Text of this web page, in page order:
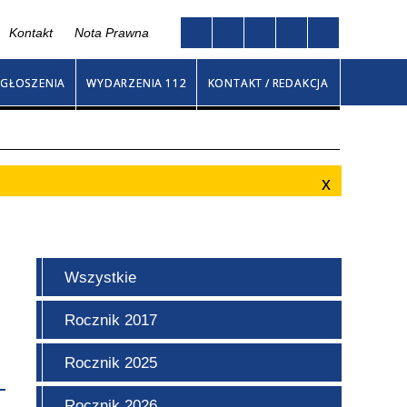
Kontakt Nota Prawna
WYDARZENIA 112 KONTAKT / REDAKCJA
Wszystkie
Rocznik 2017
Rocznik 2025